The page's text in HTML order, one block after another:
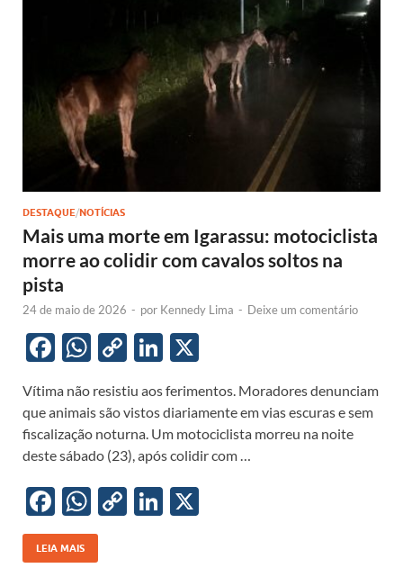
DESTAQUE/NOTÍCIAS
Mais uma morte em Igarassu: motociclista
morre ao colidir com cavalos soltos na
pista
24 de maio de 2026 - por Kennedy Lima - Deixe um comentário
F
e
b
o
o
k
W
at
s
A
p
p
C
p
y
Li
n
k
Li
k
e
dI
n
Vítima não resistiu aos ferimentos. Moradores denunciam
que animais são vistos diariamente em vias escuras e sem
fiscalização noturna. Um motociclista morreu na noite
deste sábado (23), após colidir com …
F
ac
e
W
h
at
C
Li
LEIA MAIS